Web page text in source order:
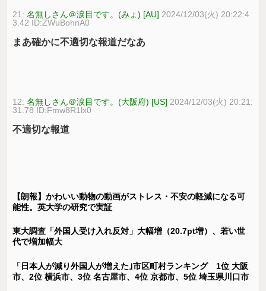
21:名無しさん＠涙目です。(みょ) [AU] 2024/12/03(火) 20:22:4
3.42 ID:ZWuBohnA0
まあ確かに不適切な報道だなあ
12:名無しさん＠涙目です。(大阪府) [US] 2024/12/03(火) 20:21:
31.78 ID:Fmw8R1lx0
不適切な報道
【朗報】かわいい動物の動画がストレス・不安の軽減になる可
能性。英大学の研究で実証
東大調査「外国人受け入れ反対」大幅増（20.7pt増）、若い世
代で増加幅大
「日本人が減り外国人が増えた｣市区町村ランキング 1位 大阪
市、2位 横浜市、3位 名古屋市、4位 京都市、5位 埼玉県川口市